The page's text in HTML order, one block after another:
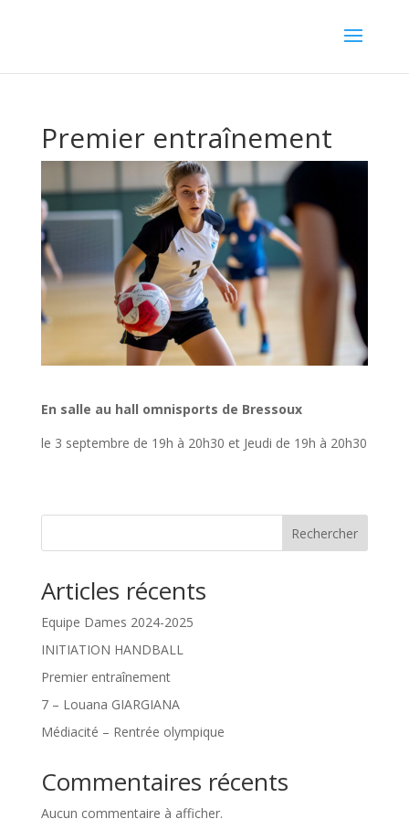
Premier entraînement
En salle au hall omnisports de Bressoux
le 3 septembre de 19h à 20h30 et Jeudi de 19h à 20h30
Rechercher
Articles récents
Equipe Dames 2024-2025
INITIATION HANDBALL
Premier entraînement
7 – Louana GIARGIANA
Médiacité – Rentrée olympique
Commentaires récents
Aucun commentaire à afficher.